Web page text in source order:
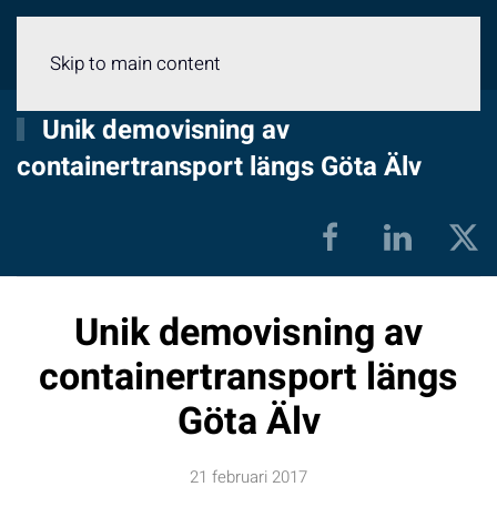
Skip to main content
Unik demovisning av
containertransport längs Göta Älv
Unik demovisning av
containertransport längs
Göta Älv
21 februari 2017